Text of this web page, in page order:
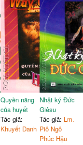
Quyền năng
của huyết
Tác giả:
Khuyết Danh
Nhật ký Đức
Giêsu
Tác giả: Lm.
Piô Ngô
Phúc Hậu